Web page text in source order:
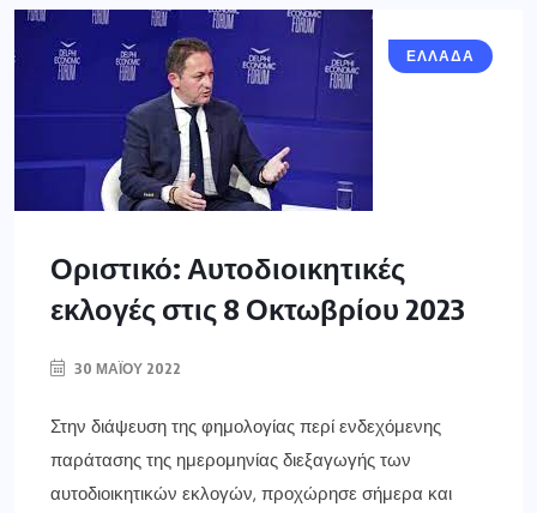
ΕΛΛΑΔΑ
Οριστικό: Αυτοδιοικητικές
εκλογές στις 8 Οκτωβρίου 2023
30 ΜΑΪ́ΟΥ 2022
Στην διάψευση της φημολογίας περί ενδεχόμενης
παράτασης της ημερομηνίας διεξαγωγής των
αυτοδιοικητικών εκλογών, προχώρησε σήμερα και